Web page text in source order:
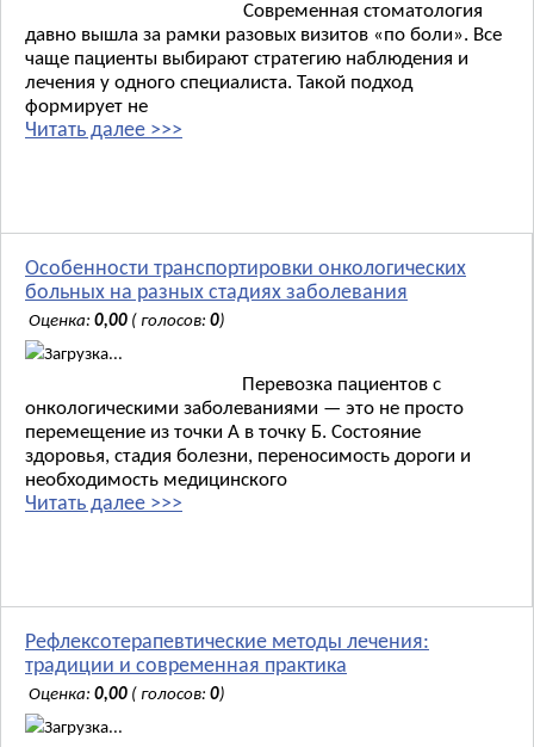
Современная стоматология
давно вышла за рамки разовых визитов «по боли». Все
чаще пациенты выбирают стратегию наблюдения и
лечения у одного специалиста. Такой подход
формирует не
Читать далее >>>
Особенности транспортировки онкологических
больных на разных стадиях заболевания
Оценка: 0,00 ( голосов: 0)
Загрузка...
Перевозка пациентов с
онкологическими заболеваниями — это не просто
перемещение из точки А в точку Б. Состояние
здоровья, стадия болезни, переносимость дороги и
необходимость медицинского
Читать далее >>>
Рефлексотерапевтические методы лечения:
традиции и современная практика
Оценка: 0,00 ( голосов: 0)
Загрузка...